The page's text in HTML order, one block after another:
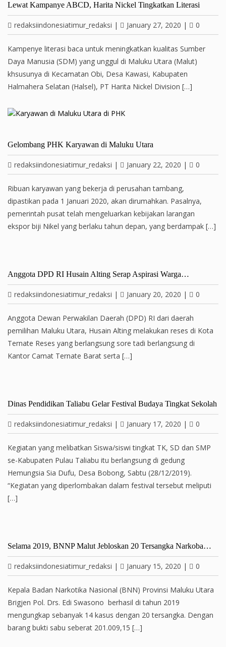
Lewat Kampanye ABCD, Harita Nickel Tingkatkan Literasi
redaksiindonesiatimur_redaksi | January 27, 2020 | 0
Kampenye literasi baca untuk meningkatkan kualitas Sumber
Daya Manusia (SDM) yang unggul di Maluku Utara (Malut)
khsusunya di Kecamatan Obi, Desa Kawasi, Kabupaten
Halmahera Selatan (Halsel), PT Harita Nickel Division […]
Gelombang PHK Karyawan di Maluku Utara
redaksiindonesiatimur_redaksi | January 22, 2020 | 0
Ribuan karyawan yang bekerja di perusahan tambang,
dipastikan pada 1 Januari 2020, akan dirumahkan. Pasalnya,
pemerintah pusat telah mengeluarkan kebijakan larangan
ekspor biji Nikel yang berlaku tahun depan, yang berdampak […]
Anggota DPD RI Husain Alting Serap Aspirasi Warga…
redaksiindonesiatimur_redaksi | January 20, 2020 | 0
Anggota Dewan Perwakilan Daerah (DPD) RI dari daerah
pemilihan Maluku Utara, Husain Alting melakukan reses di Kota
Ternate Reses yang berlangsung sore tadi berlangsung di
Kantor Camat Ternate Barat serta […]
Dinas Pendidikan Taliabu Gelar Festival Budaya Tingkat Sekolah
redaksiindonesiatimur_redaksi | January 17, 2020 | 0
Kegiatan yang melibatkan Siswa/siswi tingkat TK, SD dan SMP
se-Kabupaten Pulau Taliabu itu berlangsung di gedung
Hemungsia Sia Dufu, Desa Bobong, Sabtu (28/12/2019).
“Kegiatan yang diperlombakan dalam festival tersebut meliputi
[…]
Selama 2019, BNNP Malut Jebloskan 20 Tersangka Narkoba…
redaksiindonesiatimur_redaksi | January 15, 2020 | 0
Kepala Badan Narkotika Nasional (BNN) Provinsi Maluku Utara
Brigjen Pol. Drs. Edi Swasono berhasil di tahun 2019
mengungkap sebanyak 14 kasus dengan 20 tersangka. Dengan
barang bukti sabu seberat 201.009,15 […]